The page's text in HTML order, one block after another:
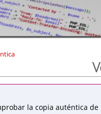
la copia auténtica